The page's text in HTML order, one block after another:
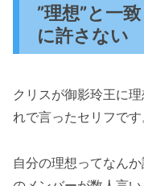
”理想”と一
に許さない
クリスが御影玲王に
れで言ったセリフです
自分の理想ってなん